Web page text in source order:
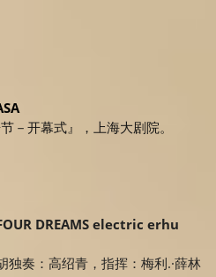
节－开幕式』，上海大剧院。
DREAMS electric erhu
奏：高绍青，指挥：梅利.·薛林